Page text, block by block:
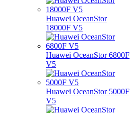
Huawei OceanStor
18000F V5
Huawei OceanStor 6800F
V5
Huawei OceanStor 5000F
V5